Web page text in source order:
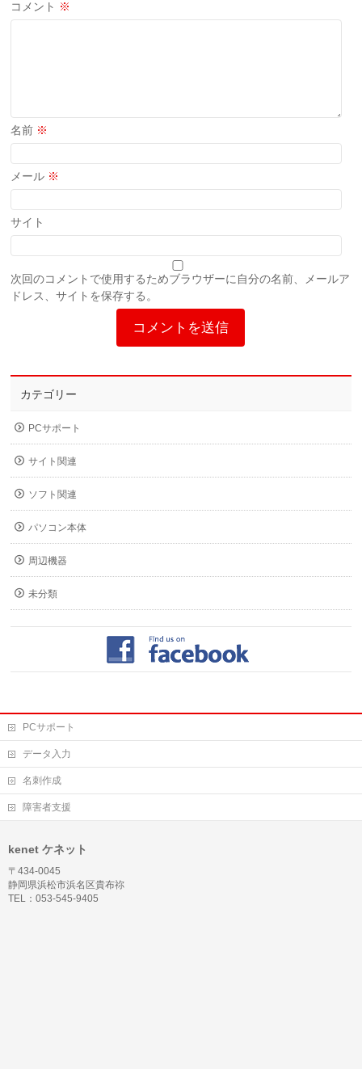
コメント ※
名前 ※
メール ※
サイト
次回のコメントで使用するためブラウザーに自分の名前、メールア
ドレス、サイトを保存する。
カテゴリー
PCサポート
サイト関連
ソフト関連
パソコン本体
周辺機器
未分類
PCサポート
データ入力
名刺作成
障害者支援
kenet ケネット
〒434-0045
静岡県浜松市浜名区貴布祢
TEL：053-545-9405